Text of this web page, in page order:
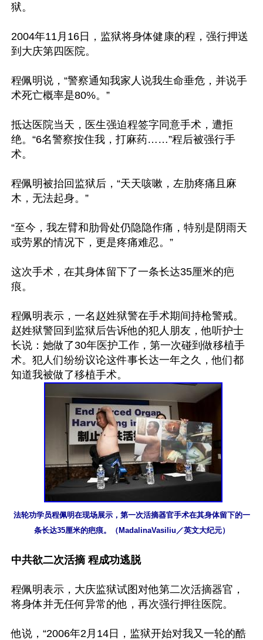
狱。
2004年11月16日，监狱将身体健康的程，强行押送
到大庆第四医院。
程佩明说，“警察通知我家人说我生命垂危，并说手
术死亡概率是80%。”
抵达医院当天，医生强迫程签字同意手术，遭拒
绝。“6名警察按住我，打麻药……”程后被强行手
术。
程佩明被抬回监狱后，“天天咳嗽，左肋疼痛且麻
木，无法起身。”
“至今，我左臂和肋骨处仍隐隐作痛，特别是阴雨天
或劳累的情况下，更是疼痛难忍。”
这次手术，在其身体留下了一条长达35厘米的疤
痕。
程佩明表示，一名赵姓狱警在手术期间持枪警戒。
赵姓狱警回到监狱后告诉他的犯人朋友，他听护士
长说：她做了30年医护工作，第一次碰到做移植手
术。犯人们纷纷议论这件事长达一年之久，他们都
法轮功学员程佩明在现场展示，第一次活摘器官手术在其身体留下的一
条长达35厘米的疤痕。（MadalinaVasiliu／英文大纪元）
中共欲二次活摘 程成功逃脱
程佩明表示，大庆监狱试图对他第二次活摘器官，
将身体并无任何异常的他，再次强行押往医院。
他说，“2006年2月14日，监狱开始对我又一轮的酷